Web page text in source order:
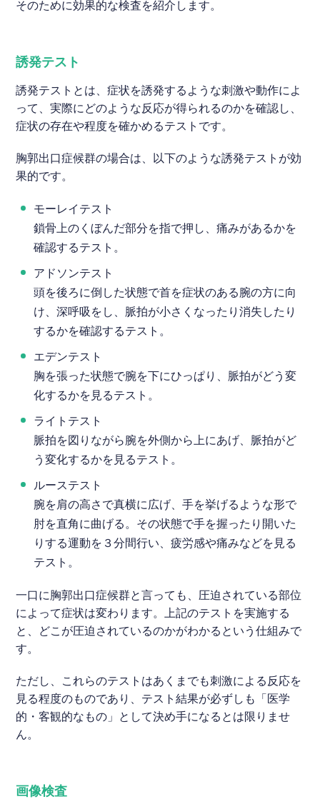
そのために効果的な検査を紹介します。
誘発テスト
誘発テストとは、症状を誘発するような刺激や動作によ
って、実際にどのような反応が得られるのかを確認し、
症状の存在や程度を確かめるテストです。
胸郭出口症候群の場合は、以下のような誘発テストが効
果的です。
モーレイテスト
鎖骨上のくぼんだ部分を指で押し、痛みがあるかを
確認するテスト。
アドソンテスト
頭を後ろに倒した状態で首を症状のある腕の方に向
け、深呼吸をし、脈拍が小さくなったり消失したり
するかを確認するテスト。
エデンテスト
胸を張った状態で腕を下にひっぱり、脈拍がどう変
化するかを見るテスト。
ライトテスト
脈拍を図りながら腕を外側から上にあげ、脈拍がど
う変化するかを見るテスト。
ルーステスト
腕を肩の高さで真横に広げ、手を挙げるような形で
肘を直角に曲げる。その状態で手を握ったり開いた
りする運動を３分間行い、疲労感や痛みなどを見る
テスト。
一口に胸郭出口症候群と言っても、圧迫されている部位
によって症状は変わります。上記のテストを実施する
と、どこが圧迫されているのかがわかるという仕組みで
す。
ただし、これらのテストはあくまでも刺激による反応を
見る程度のものであり、テスト結果が必ずしも「医学
的・客観的なもの」として決め手になるとは限りませ
ん。
画像検査